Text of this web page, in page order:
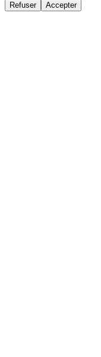
Refuser Accepter